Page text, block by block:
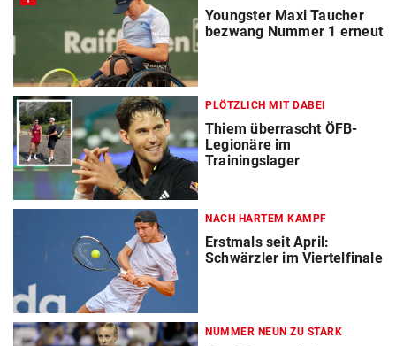
Youngster Maxi Taucher
bezwang Nummer 1 erneut
PLÖTZLICH MIT DABEI
Thiem überrascht ÖFB-
Legionäre im
Trainingslager
NACH HARTEM KAMPF
Erstmals seit April:
Schwärzler im Viertelfinale
NUMMER NEUN ZU STARK